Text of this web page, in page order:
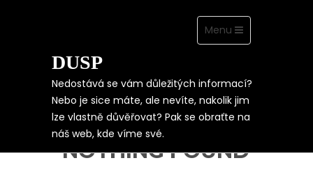
Toggle
navigation
Menu
DUSP
Nedostává se vám důležitých informací?
Nebo je sice máte, ale nevíte, nakolik jim
lze vlastně důvěřovat? Pak se obraťte na
náš web, kde víme své.
NOTHING FOUND